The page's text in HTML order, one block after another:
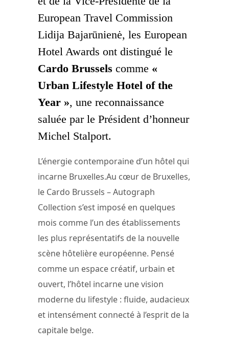
European Travel Commission
Lidija Bajarūnienė, les European
Hotel Awards ont distingué le
Cardo Brussels comme «
Urban Lifestyle Hotel of the
Year », une reconnaissance
saluée par le Président d’honneur
Michel Stalport.
L’énergie contemporaine d’un hôtel qui
incarne Bruxelles.Au cœur de Bruxelles,
le Cardo Brussels – Autograph
Collection s’est imposé en quelques
mois comme l’un des établissements
les plus représentatifs de la nouvelle
scène hôtelière européenne. Pensé
comme un espace créatif, urbain et
ouvert, l’hôtel incarne une vision
moderne du lifestyle : fluide, audacieux
et intensément connecté à l’esprit de la
capitale belge.